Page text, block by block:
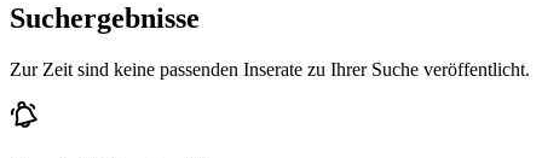
Suchergebnisse
Zur Zeit sind keine passenden Inserate zu Ihrer Suche veröffentlicht.